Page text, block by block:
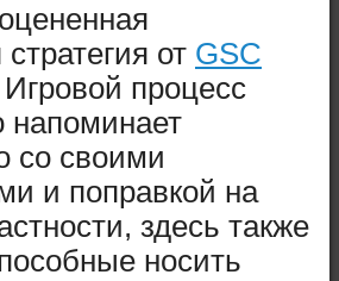
от GSC
процесс
напоминает
со своими
и поправкой на
здесь также
носить